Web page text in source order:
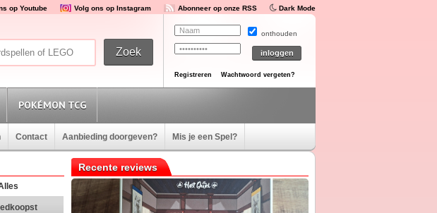
op Youtube Volg ons op Instagram Abonneer op onze RSS Dark Mode
onthouden
Registreren Wachtwoord vergeten?
POKÉMON TCG
Contact Aanbieding doorgeven? Mis je een Spel?
Recente reviews